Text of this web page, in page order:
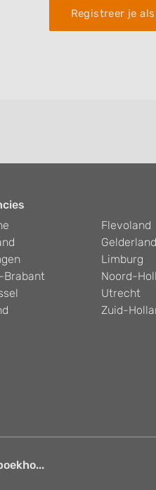
Registreer je
Flevoland
Gelderland
Limburg
Brabant
Noord-
Utrecht
Zuid-